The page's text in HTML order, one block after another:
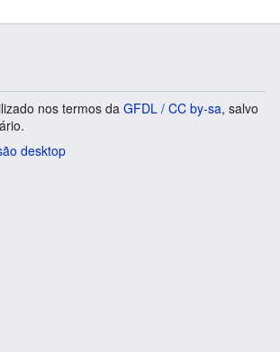
nos termos da GFDL / CC by-sa, salvo
desktop